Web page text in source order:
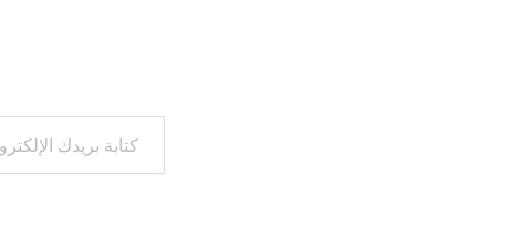
كتابة بريدك الإلكتروني...